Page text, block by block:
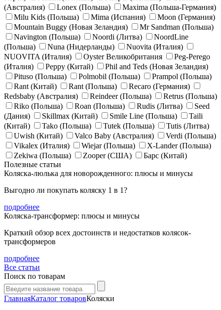
(Австралия)
Lonex (Польша)
Maxima (Польша-Германия)
Milu Kids (Польша)
Mima (Испания)
Moon (Германия)
Mountain Buggy (Новая Зеландия)
Mr Sandman (Польша)
Navington (Польша)
Noordi (Литва)
NoordLine
(Польша)
Nuna (Нидерланды)
Nuovita (Италия)
NUOVITA (Италия)
Oyster Великобритания
Peg-Perego
(Италия)
Peppy (Китай)
Phil and Teds (Новая Зеландия)
Pituso (Польша)
Polmobil (Польша)
Prampol (Польша)
Rant (Китай)
Rant (Польша)
Recaro (Германия)
Redsbaby (Австралия)
Reindeer (Польша)
Retrus (Польша)
Riko (Польша)
Roan (Польша) Rudis (Литва)
Seed
(Дания)
Skillmax (Китай) Smile Line (Польша)
Taili
(Китай)
Tako (Польша) Tutek (Польша)
Tutis (Литва)
Uwish (Китай)
Valco Baby (Австралия)
Verdi (Польша)
Vikalex (Италия)
Wiejar (Польша)
X-Lander (Польша)
Zekiwa (Польша)
Zooper (США)
Барс (Китай)
Полезные статьи
Коляска-люлька для новорожденного: плюсы и минусы
Выгодно ли покупать коляску 1 в 1?
подробнее
Коляска-трансформер: плюсы и минусы
Краткий обзор всех достоинств и недостатков колясок-
трансформеров
подробнее
Все статьи
Поиск по товарам
ГлавнаяКаталог товаровКоляски